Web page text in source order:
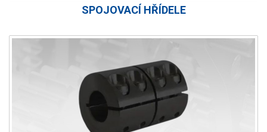
SPOJOVACÍ HŘÍDELE